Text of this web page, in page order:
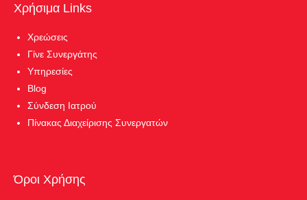
Χρήσιμα Links
Χρεώσεις
Γίνε Συνεργάτης
Υπηρεσίες
Blog
Σύνδεση Ιατρού
Πίνακας Διαχείρισης Συνεργατών
Όροι Χρήσης